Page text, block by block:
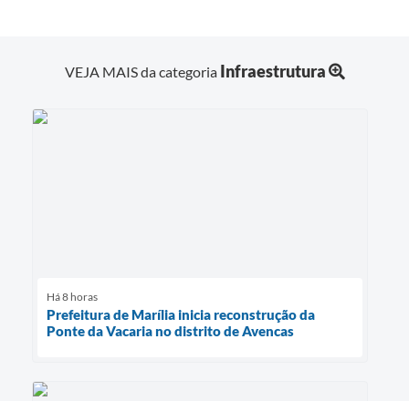
VEJA MAIS da categoria Infraestrutura
Há 8 horas
Prefeitura de Marília inicia reconstrução da
Ponte da Vacaria no distrito de Avencas